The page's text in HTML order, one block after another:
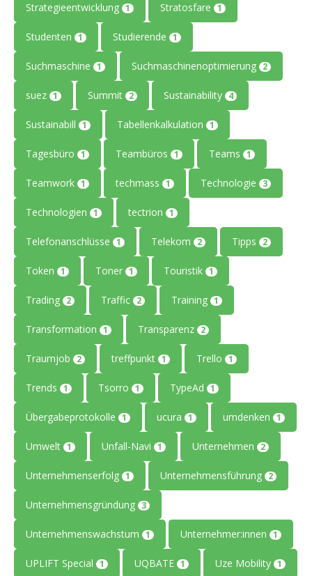
Strategieentwicklung 1 Stratosfare 1
Studenten 1 Studierende 1
Suchmaschine 1 Suchmaschinenoptimierung 2
suez 1 Summit 2 Sustainability 4
Sustainabill 1 Tabellenkalkulation 1
Tagesbüro 1 Teambüros 1 Teams 1
Teamwork 1 techmass 1 Technologie 3
Technologien 1 tectrion 1
Telefonanschlüsse 1 Telekom 2 Tipps 2
Token 1 Toner 1 Touristik 1
Trading 2 Traffic 2 Training 1
Transformation 1 Transparenz 2
Traumjob 2 treffpunkt 1 Trello 1
Trends 1 Tsorro 1 TypeAd 1
Übergabeprotokolle 1 ucura 1 umdenken 1
Umwelt 1 Unfall-Navi 1 Unternehmen 2
Unternehmenserfolg 1 Unternehmensführung 2
Unternehmensgründung 3
Unternehmenswachstum 1 Unternehmer:innen 1
UPLIFT Special 1 UQBATE 1 Uze Mobility 1